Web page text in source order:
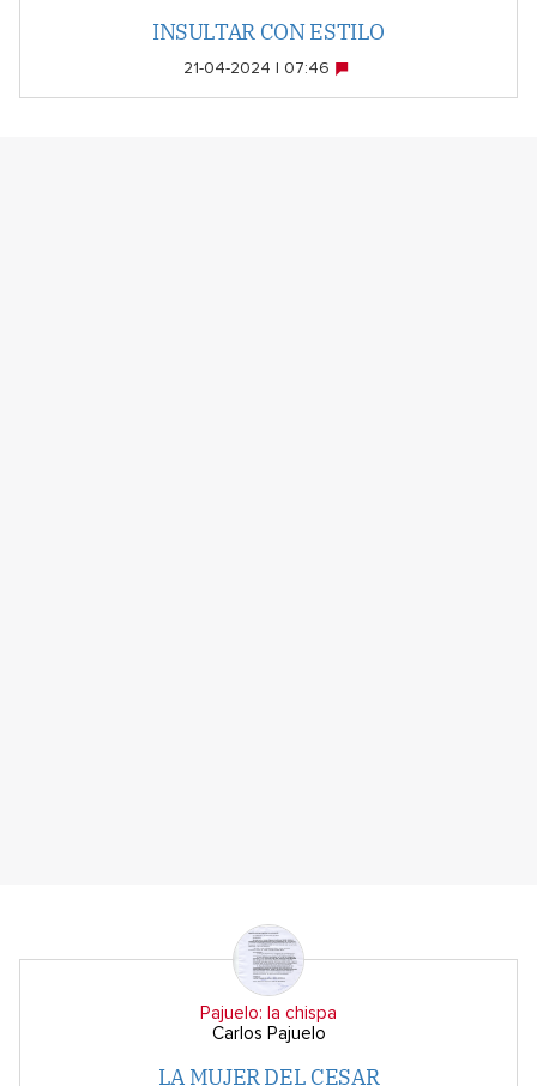
INSULTAR CON ESTILO
21-04-2024 | 07:46
Pajuelo: la chispa
Carlos Pajuelo
LA MUJER DEL CESAR